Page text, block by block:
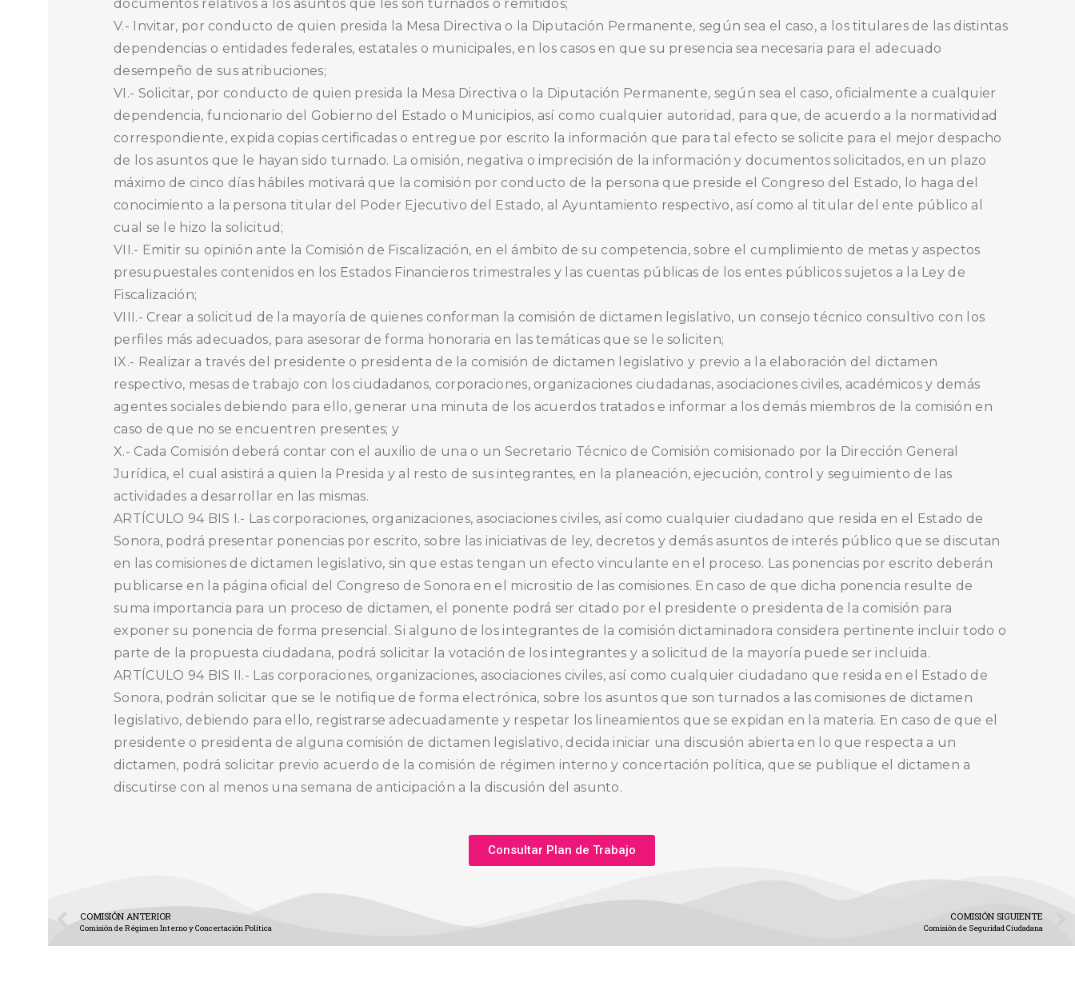
documentos relativos a los asuntos que les son turnados o remitidos;
V.- Invitar, por conducto de quien presida la Mesa Directiva o la Diputación Permanente, según sea el caso, a los titulares de las distintas
dependencias o entidades federales, estatales o municipales, en los casos en que su presencia sea necesaria para el adecuado
desempeño de sus atribuciones;
VI.- Solicitar, por conducto de quien presida la Mesa Directiva o la Diputación Permanente, según sea el caso, oficialmente a cualquier
dependencia, funcionario del Gobierno del Estado o Municipios, así como cualquier autoridad, para que, de acuerdo a la normatividad
correspondiente, expida copias certificadas o entregue por escrito la información que para tal efecto se solicite para el mejor despacho
de los asuntos que le hayan sido turnado. La omisión, negativa o imprecisión de la información y documentos solicitados, en un plazo
máximo de cinco días hábiles motivará que la comisión por conducto de la persona que preside el Congreso del Estado, lo haga del
conocimiento a la persona titular del Poder Ejecutivo del Estado, al Ayuntamiento respectivo, así como al titular del ente público al
cual se le hizo la solicitud;
VII.- Emitir su opinión ante la Comisión de Fiscalización, en el ámbito de su competencia, sobre el cumplimiento de metas y aspectos
presupuestales contenidos en los Estados Financieros trimestrales y las cuentas públicas de los entes públicos sujetos a la Ley de
Fiscalización;
VIII.- Crear a solicitud de la mayoría de quienes conforman la comisión de dictamen legislativo, un consejo técnico consultivo con los
perfiles más adecuados, para asesorar de forma honoraria en las temáticas que se le soliciten;
IX.- Realizar a través del presidente o presidenta de la comisión de dictamen legislativo y previo a la elaboración del dictamen
respectivo, mesas de trabajo con los ciudadanos, corporaciones, organizaciones ciudadanas, asociaciones civiles, académicos y demás
agentes sociales debiendo para ello, generar una minuta de los acuerdos tratados e informar a los demás miembros de la comisión en
caso de que no se encuentren presentes; y
X.- Cada Comisión deberá contar con el auxilio de una o un Secretario Técnico de Comisión comisionado por la Dirección General
Jurídica, el cual asistirá a quien la Presida y al resto de sus integrantes, en la planeación, ejecución, control y seguimiento de las
actividades a desarrollar en las mismas.
ARTÍCULO 94 BIS I.- Las corporaciones, organizaciones, asociaciones civiles, así como cualquier ciudadano que resida en el Estado de
Sonora, podrá presentar ponencias por escrito, sobre las iniciativas de ley, decretos y demás asuntos de interés público que se discutan
en las comisiones de dictamen legislativo, sin que estas tengan un efecto vinculante en el proceso. Las ponencias por escrito deberán
publicarse en la página oficial del Congreso de Sonora en el micrositio de las comisiones. En caso de que dicha ponencia resulte de
suma importancia para un proceso de dictamen, el ponente podrá ser citado por el presidente o presidenta de la comisión para
exponer su ponencia de forma presencial. Si alguno de los integrantes de la comisión dictaminadora considera pertinente incluir todo o
parte de la propuesta ciudadana, podrá solicitar la votación de los integrantes y a solicitud de la mayoría puede ser incluida.
ARTÍCULO 94 BIS II.- Las corporaciones, organizaciones, asociaciones civiles, así como cualquier ciudadano que resida en el Estado de
Sonora, podrán solicitar que se le notifique de forma electrónica, sobre los asuntos que son turnados a las comisiones de dictamen
legislativo, debiendo para ello, registrarse adecuadamente y respetar los lineamientos que se expidan en la materia. En caso de que el
presidente o presidenta de alguna comisión de dictamen legislativo, decida iniciar una discusión abierta en lo que respecta a un
dictamen, podrá solicitar previo acuerdo de la comisión de régimen interno y concertación política, que se publique el dictamen a
discutirse con al menos una semana de anticipación a la discusión del asunto.
Consultar Plan de Trabajo
COMISIÓN ANTERIOR
Comisión de Régimen Interno y Concertación Política
COMISIÓN SIGUIENTE
Comisión de Seguridad Ciudadana